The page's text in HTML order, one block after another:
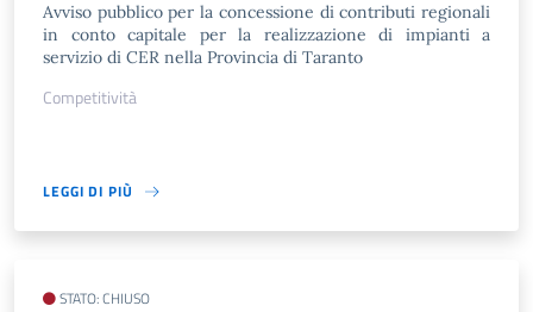
Avviso pubblico per la concessione di contributi regionali
in conto capitale per la realizzazione di impianti a
servizio di CER nella Provincia di Taranto
Competitività
LEGGI DI PIÙ
STATO: CHIUSO